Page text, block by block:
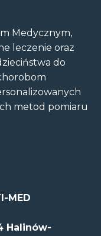
Medycznym,
leczenie oraz
do
metod pomiaru
MED
Halinów-